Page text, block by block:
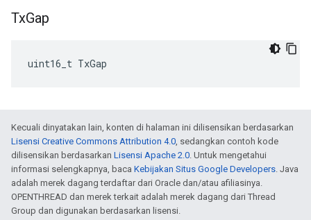
TxGap
uint16_t TxGap
Kecuali dinyatakan lain, konten di halaman ini dilisensikan berdasarkan
Lisensi Creative Commons Attribution 4.0, sedangkan contoh kode
dilisensikan berdasarkan Lisensi Apache 2.0. Untuk mengetahui
informasi selengkapnya, baca Kebijakan Situs Google Developers. Java
adalah merek dagang terdaftar dari Oracle dan/atau afiliasinya.
OPENTHREAD dan merek terkait adalah merek dagang dari Thread
Group dan digunakan berdasarkan lisensi.